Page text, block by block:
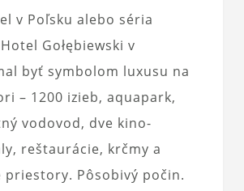
v Poľsku alebo séria
Gołębiewski v
byť symbolom luxusu na
– 1200 izieb, aquapark,
vodovod, dve kino-
reštaurácie, krčmy a
priestory. Pôsobivý počin.